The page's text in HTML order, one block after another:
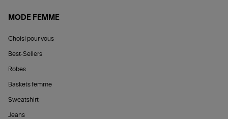
MODE FEMME
Choisi pour vous
Best-Sellers
Robes
Baskets femme
Sweatshirt
Jeans